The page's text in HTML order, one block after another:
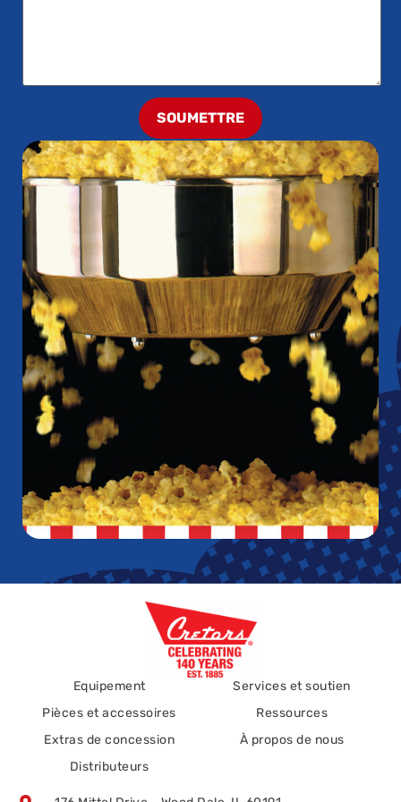
SOUMETTRE
Equipement
Pièces et accessoires
Extras de concession
Distributeurs
Services et soutien
Ressources
À propos de nous